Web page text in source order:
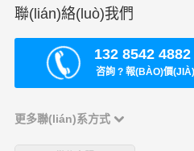
聯(lián)絡(luò)我們
132 8542 4882
咨詢 ? 報(BÀO)價
更多聯(lián)系方式